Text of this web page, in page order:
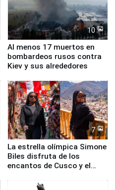
10
Al menos 17 muertos en
bombardeos rusos contra
Kiev y sus alrededores
7
La estrella olímpica Simone
Biles disfruta de los
encantos de Cusco y el